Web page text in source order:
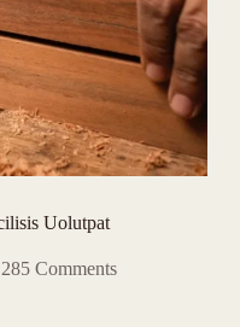
Uolutpat
285 Comments